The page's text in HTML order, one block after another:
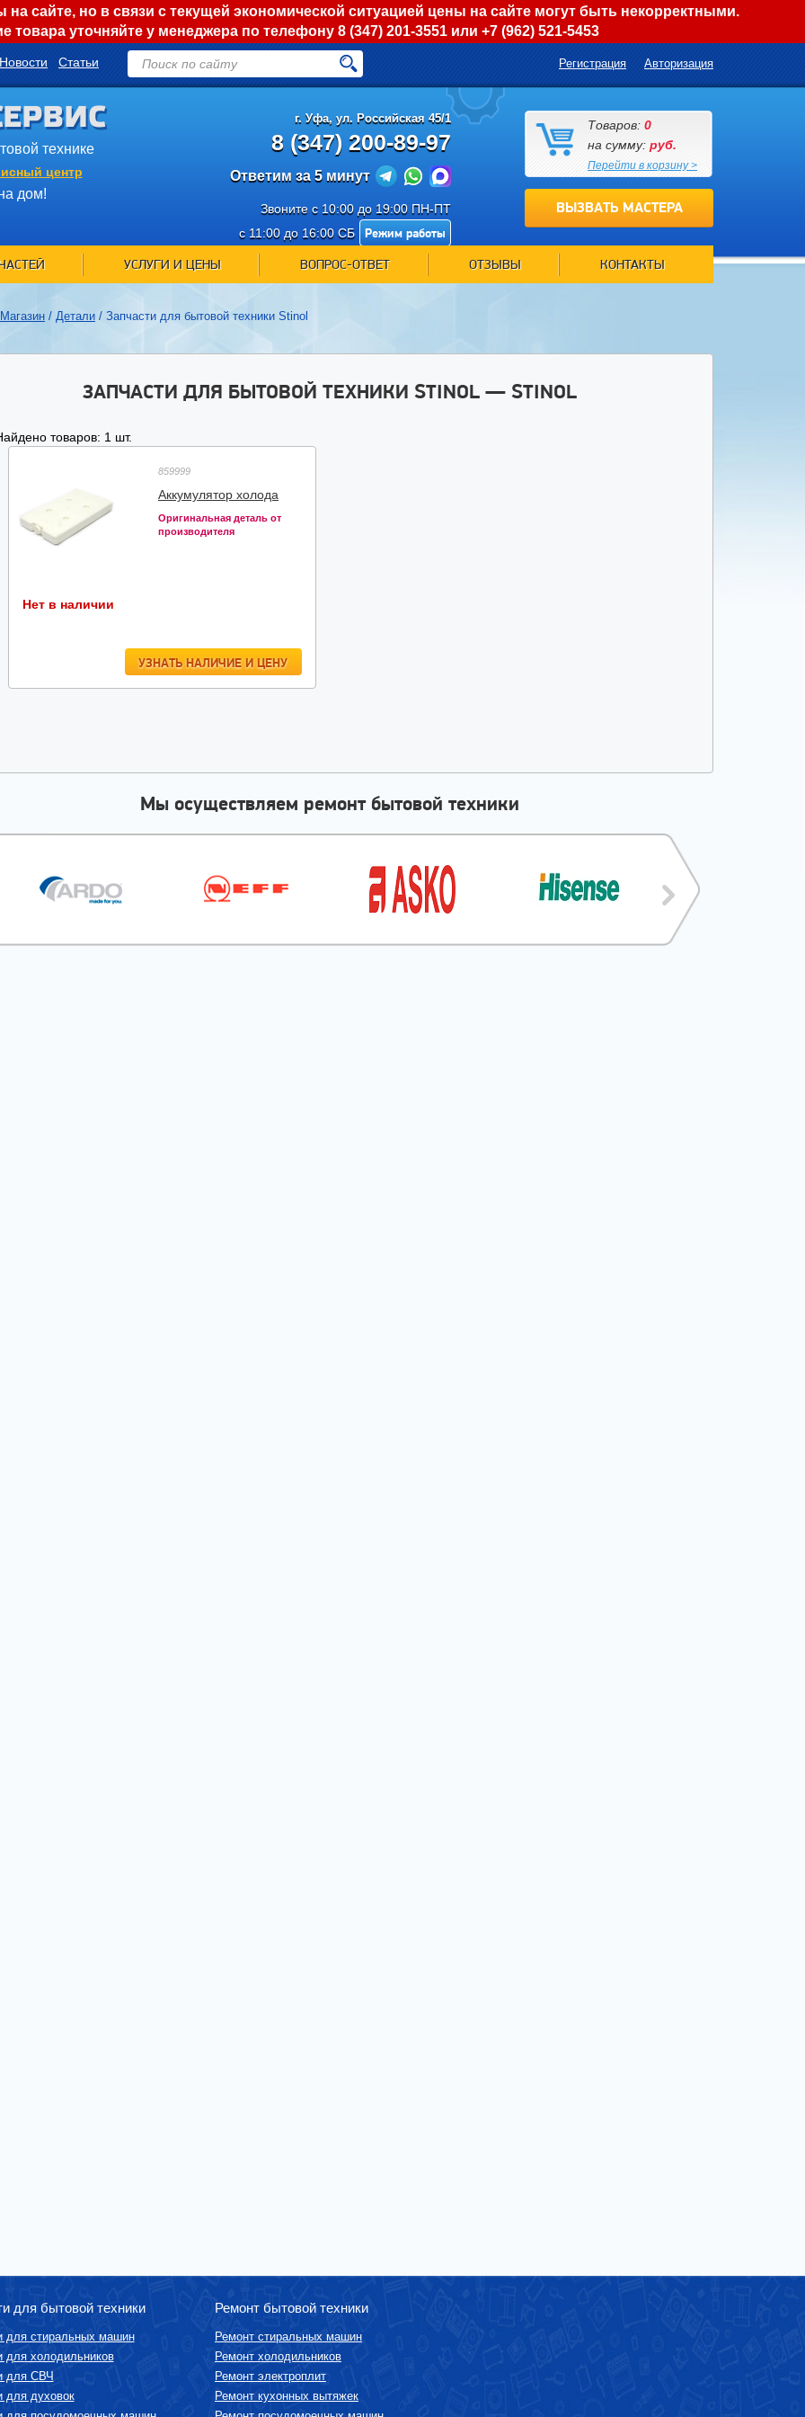
сайте, но в связи с текущей экономической ситуацией цены на сайте могут быть некорректными.
товара уточняйте у менеджера по телефону 8 (347) 201-3551или +7 (962) 521-5453
Новости Статьи Регистрация Авторизация
технике
центр
дом!
г. Уфа, ул. Российская 45/1
8 (347) 200-89-97
Ответим за 5 минут
Звоните с 10:00 до 19:00 ПН-ПТ
с 11:00 до 16:00 СБ
Режим работы
Товаров: 0
на сумму: руб.
Перейти в корзину >
ВЫЗВАТЬ МАСТЕРА
УСЛУГИ И ЦЕНЫ ВОПРОС-ОТВЕТ ОТЗЫВЫ КОНТАКТЫ
Магазин / Детали / Запчасти для бытовой техники Stinol
ЗАПЧАСТИ ДЛЯ БЫТОВОЙ ТЕХНИКИ STINOL — STINOL
товаров: 1 шт.
859999
Аккумулятор холода
Оригинальная деталь от
производителя
УЗНАТЬ НАЛИЧИЕ И ЦЕНУ
Нет в наличии
Мы осуществляем ремонт бытовой техники
для бытовой техники
для стиральных машин
для холодильников
для СВЧ
для духовок
Ремонт бытовой техники
Ремонт стиральных машин
Ремонт холодильников
Ремонт электроплит
Ремонт кухонных вытяжек